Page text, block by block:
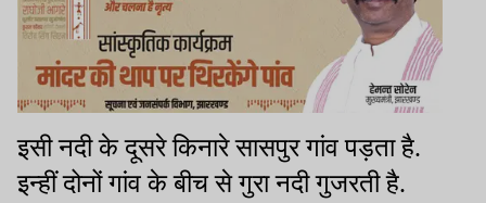
इसी नदी के दूसरे किनारे सासपुर गांव पड़ता है.
इन्हीं दोनों गांव के बीच से गुरा नदी गुजरती है.